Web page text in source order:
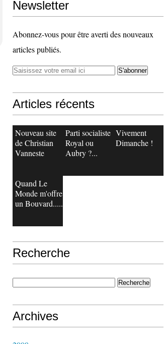
Newsletter
Abonnez-vous pour être averti des nouveaux
articles publiés.
Articles récents
Nouveau site
de Christian
Vanneste
Parti socialiste :
Royal ou
Aubry ?...
Vivement
Dimanche !
Quand Le
Monde m'offre
un Bouvard.....
Recherche
Archives